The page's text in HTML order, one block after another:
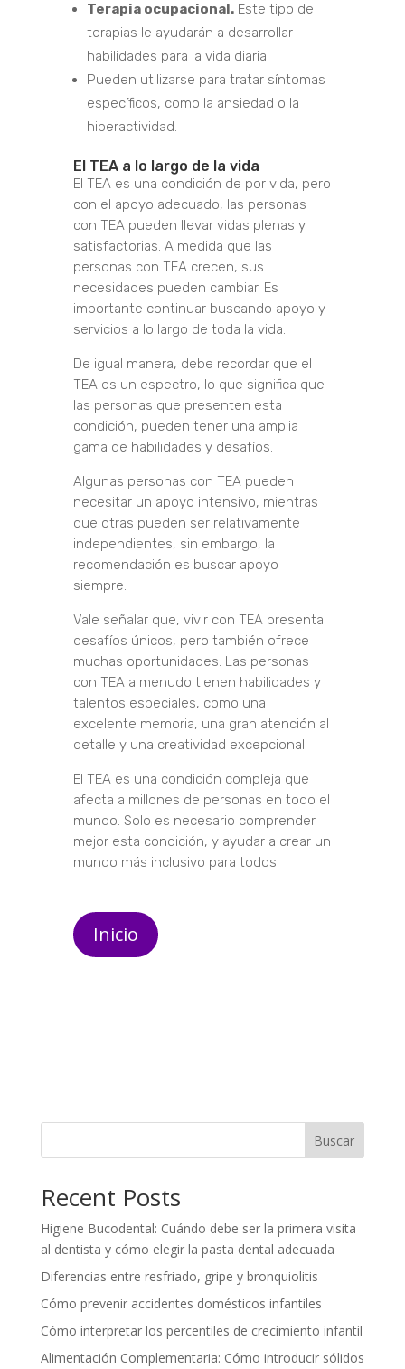
Terapia ocupacional.Este tipo de
terapias le ayudarán a desarrollar
habilidades para la vida diaria.
Pueden utilizarse para tratar síntomas
específicos, como la ansiedad o la
hiperactividad.
El TEA a lo largo de la vida
El TEA es una condición de por vida, pero
con el apoyo adecuado, las personas
con TEA pueden llevar vidas plenas y
satisfactorias. A medida que las
personas con TEA crecen, sus
necesidades pueden cambiar. Es
importante continuar buscando apoyo y
servicios a lo largo de toda la vida.
De igual manera, debe recordar que el
TEA es un espectro, lo que significa que
las personas que presenten esta
condición, pueden tener una amplia
gama de habilidades y desafíos.
Algunas personas con TEA pueden
necesitar un apoyo intensivo, mientras
que otras pueden ser relativamente
independientes, sin embargo, la
recomendación es buscar apoyo
siempre.
Vale señalar que, vivir con TEA presenta
desafíos únicos, pero también ofrece
muchas oportunidades. Las personas
con TEA a menudo tienen habilidades y
talentos especiales, como una
excelente memoria, una gran atención al
detalle y una creatividad excepcional.
El TEA es una condición compleja que
afecta a millones de personas en todo el
mundo. Solo es necesario comprender
mejor esta condición, y ayudar a crear un
mundo más inclusivo para todos.
Inicio
Buscar
Recent Posts
Higiene Bucodental: Cuándo debe ser la primera visita
al dentista y cómo elegir la pasta dental adecuada
Diferencias entre resfriado, gripe y bronquiolitis
Cómo prevenir accidentes domésticos infantiles
Cómo interpretar los percentiles de crecimiento infantil
Alimentación Complementaria: Cómo introducir sólidos